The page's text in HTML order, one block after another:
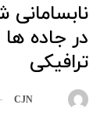
در جاده
ترافیکی
CJN